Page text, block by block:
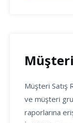
Müşteri Satış
ve müşteri
raporlarına